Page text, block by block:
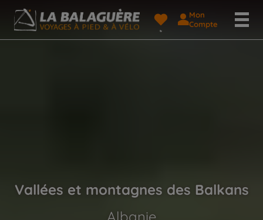
Mon
Compte
Vallées et montagnes des Balkans
Albanie